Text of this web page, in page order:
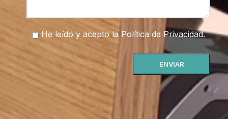
He leído y acepto laPolítica de Privacidad.